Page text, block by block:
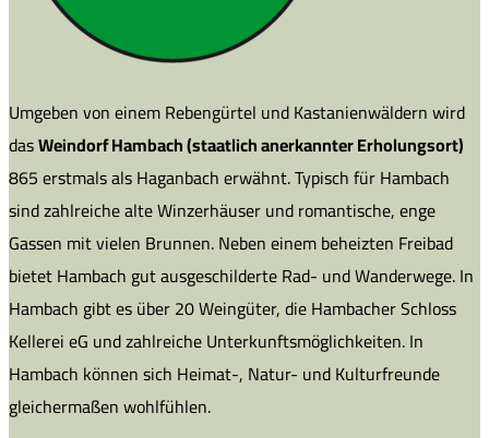
Umgeben von einem Rebengürtel und Kastanienwäldern wird
dasWeindorf Hambach (staatlich anerkannter Erholungsort)
865 erstmals als Haganbach erwähnt. Typisch für Hambach
sind zahlreiche alte Winzerhäuser und romantische, enge
Gassen mit vielen Brunnen. Neben einem beheizten Freibad
bietet Hambach gut ausgeschilderte Rad- und Wanderwege. In
Hambach gibt es über 20 Weingüter, die Hambacher Schloss
Kellerei eG und zahlreiche Unterkunftsmöglichkeiten. In
Hambach können sich Heimat-, Natur- und Kulturfreunde
gleichermaßen wohlfühlen.